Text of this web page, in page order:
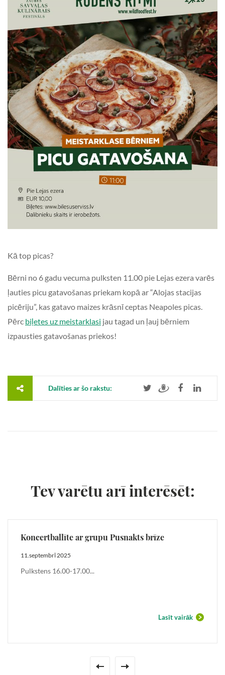
Kā top picas?
Bērni no 6 gadu vecuma pulksten 11.00 pie Lejas ezera varēs
ļauties picu gatavošanas priekam kopā ar “Alojas stacijas
picēriju”, kas gatavo maizes krāsnī ceptas Neapoles picas.
Pērc biļetes uz meistarklasi jau tagad un ļauj bērniem
izpausties gatavošanas priekos!
Dalīties ar šo rakstu:
Tev varētu arī interēsēt:
Koncertballīte ar grupu Pusnakts brīze
11.septembrī 2025
Pulkstens 16.00-17.00...
Lasīt vairāk